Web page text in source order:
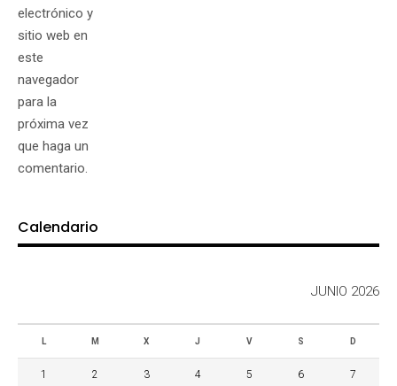
electrónico y
sitio web en
este
navegador
para la
próxima vez
que haga un
comentario.
Calendario
JUNIO 2026
L M X J V S D
1 2 3 4 5 6 7